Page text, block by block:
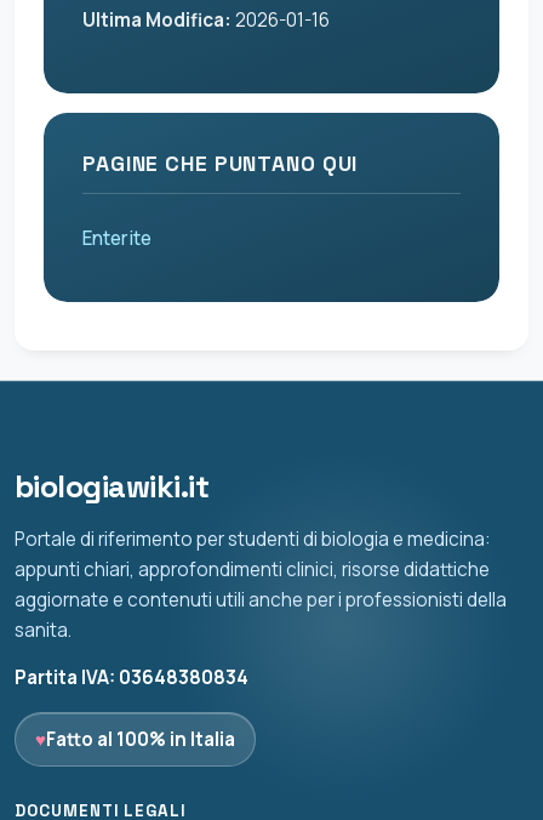
Ultima Modifica: 2026-01-16
PAGINE CHE PUNTANO QUI
Enterite
biologiawiki.it
Portale di riferimento per studenti di biologia e medicina:
appunti chiari, approfondimenti clinici, risorse didattiche
aggiornate e contenuti utili anche per i professionisti della
sanita.
Partita IVA: 03648380834
♥Fatto al 100% in Italia
DOCUMENTI LEGALI